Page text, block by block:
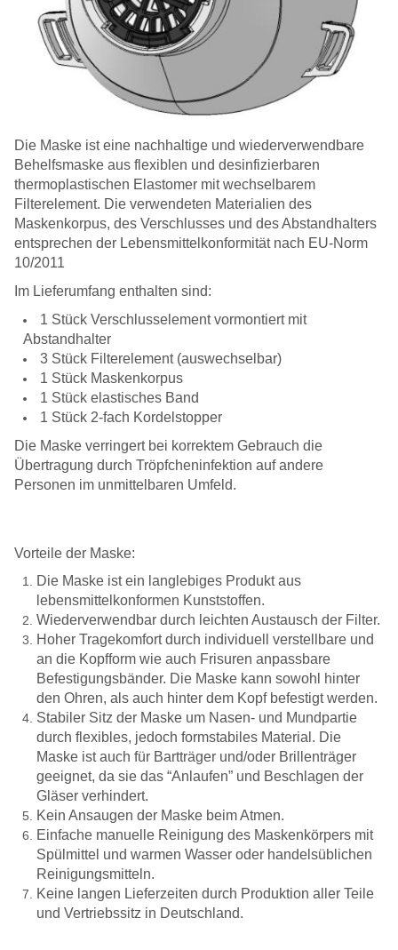
Die Maske ist eine nachhaltige und wiederverwendbare
Behelfsmaske aus flexiblen und desinfizierbaren
thermoplastischen Elastomer mit wechselbarem
Filterelement. Die verwendeten Materialien des
Maskenkorpus, des Verschlusses und des Abstandhalters
entsprechen der Lebensmittelkonformität nach EU-Norm
10/2011
Im Lieferumfang enthalten sind:
1 Stück Verschlusselement vormontiert mit
Abstandhalter
3 Stück Filterelement (auswechselbar)
1 Stück Maskenkorpus
1 Stück elastisches Band
1 Stück 2-fach Kordelstopper
Die Maske verringert bei korrektem Gebrauch die
Übertragung durch Tröpfcheninfektion auf andere
Personen im unmittelbaren Umfeld.
Vorteile der Maske:
Die Maske ist ein langlebiges Produkt aus
lebensmittelkonformen Kunststoffen.
Wiederverwendbar durch leichten Austausch der Filter.
Hoher Tragekomfort durch individuell verstellbare und
an die Kopfform wie auch Frisuren anpassbare
Befestigungsbänder. Die Maske kann sowohl hinter
den Ohren, als auch hinter dem Kopf befestigt werden.
Stabiler Sitz der Maske um Nasen- und Mundpartie
durch flexibles, jedoch formstabiles Material. Die
Maske ist auch für Bartträger und/oder Brillenträger
geeignet, da sie das “Anlaufen” und Beschlagen der
Gläser verhindert.
Kein Ansaugen der Maske beim Atmen.
Einfache manuelle Reinigung des Maskenkörpers mit
Spülmittel und warmen Wasser oder handelsüblichen
Reinigungsmitteln.
Keine langen Lieferzeiten durch Produktion aller Teile
und Vertriebssitz in Deutschland.